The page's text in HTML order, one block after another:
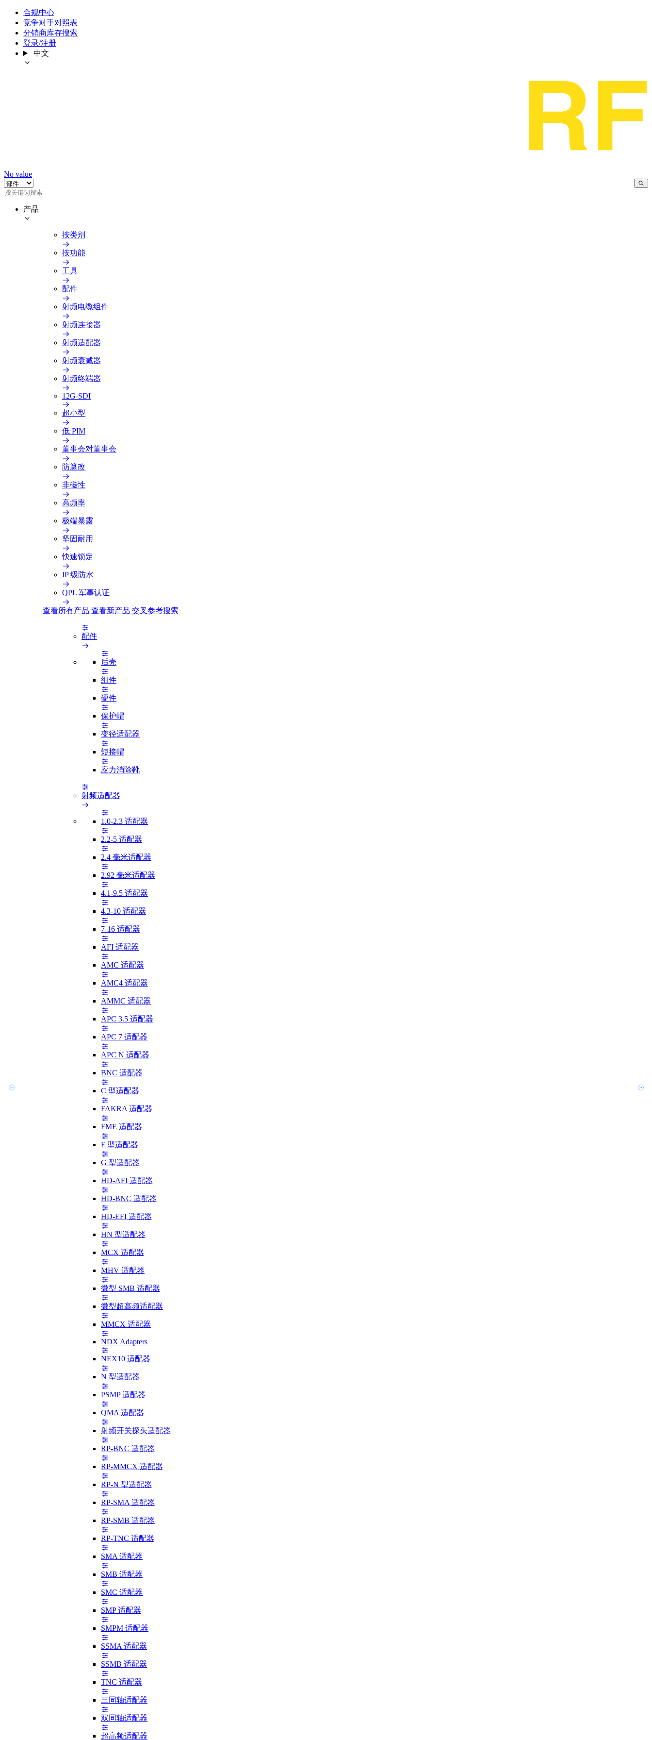
合规中心
竞争对手对照表
分销商库存搜索
登录/注册
中文
No value
产品
按类别
按功能
工具
配件
射频电缆组件
射频连接器
射频适配器
射频衰减器
射频终端器
12G-SDI
超小型
低 PIM
董事会对董事会
防篡改
非磁性
高频率
极端暴露
坚固耐用
快速锁定
IP 级防水
QPL 军事认证
查看所有产品 查看新产品 交叉参考搜索
配件
后壳
组件
硬件
保护帽
变径适配器
短接帽
应力消除靴
射频适配器
1.0-2.3 适配器
2.2-5 适配器
2.4 毫米适配器
2.92 毫米适配器
4.1-9.5 适配器
4.3-10 适配器
7-16 适配器
AFI 适配器
AMC 适配器
AMC4 适配器
AMMC 适配器
APC 3.5 适配器
APC 7 适配器
APC N 适配器
BNC 适配器
C 型适配器
FAKRA 适配器
FME 适配器
F 型适配器
G 型适配器
HD-AFI 适配器
HD-BNC 适配器
HD-EFI 适配器
HN 型适配器
MCX 适配器
MHV 适配器
微型 SMB 适配器
微型超高频适配器
MMCX 适配器
NDX Adapters
NEX10 适配器
N 型适配器
PSMP 适配器
QMA 适配器
射频开关探头适配器
RP-BNC 适配器
RP-MMCX 适配器
RP-N 型适配器
RP-SMA 适配器
RP-SMB 适配器
RP-TNC 适配器
SMA 适配器
SMB 适配器
SMC 适配器
SMP 适配器
SMPM 适配器
SSMA 适配器
SSMB 适配器
TNC 适配器
三同轴适配器
双同轴适配器
超高频适配器